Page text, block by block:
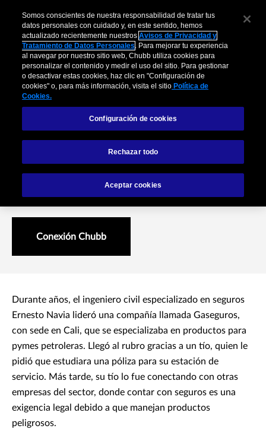
Ernesto Navia, de
Segurote Ltda.
mercado a otros segmentos no ha parado de crecer. “No
aseguramos mal por vender más barato”, asegura.
Conexión Chubb
Durante años, el ingeniero civil especializado en seguros
Ernesto Navia lideró una compañía llamada Gaseguros,
con sede en Cali, que se especializaba en productos para
pymes petroleras. Llegó al rubro gracias a un tío, quien le
pidió que estudiara una póliza para su estación de
servicio. Más tarde, su tío lo fue conectando con otras
empresas del sector, donde contar con seguros es una
exigencia legal debido a que manejan productos
peligrosos.
Somos conscientes de nuestra responsabilidad de tratar tus
datos personales con cuidado y, en este sentido, hemos
actualizado recientemente nuestrosAvisos de Privacidad y
Tratamiento de Datos Personales. Para mejorar tu experiencia
al navegar por nuestro sitio web, Chubb utiliza cookies para
personalizar el contenido y medir el uso del sitio. Para gestionar
o desactivar estas cookies, haz clic en "Configuración de
cookies" o, para más información, visita el sitio Política de
Cookies.
Configuración de cookies
Rechazar todo
Aceptar cookies